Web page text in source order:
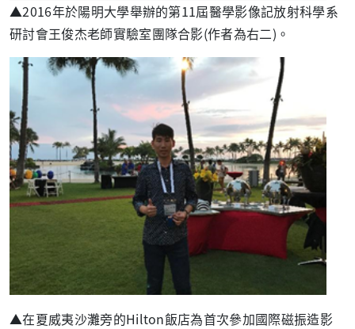
▲2016年於陽明大學舉辦的第11屆醫學影像記放射科學系
研討會王俊杰老師實驗室團隊合影(作者為右二) 。
▲在夏威夷沙灘旁的Hilton飯店為首次參加國際磁振造影